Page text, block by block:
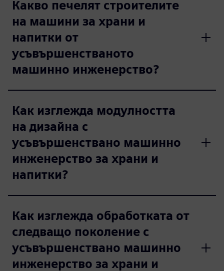
Какво печелят строителите
на машини за храни и
напитки от
усъвършенстваното
машинно инженерство?
Как изглежда модулността
на дизайна с
усъвършенствано машинно
инженерство за храни и
напитки?
Как изглежда обработката от
следващо поколение с
усъвършенствано машинно
инженерство за храни и